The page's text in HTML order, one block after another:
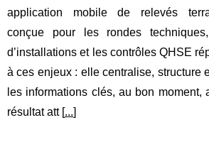
application mobile de relevés
conçue pour les rondes
d’installations et les contrôles QHSE
à ces enjeux : elle centralise, structure
les informations clés, au bon moment,
résultat att [...]